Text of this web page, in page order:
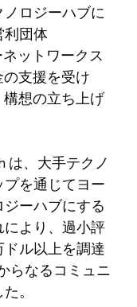
ロジーハブに
団体
ットワークス
支援を受け
構想の立ち上げ
は、大手テクノ
を通じてヨー
ーハブにする
より、過小評
ル以上を調達
らなるコミュニ
。